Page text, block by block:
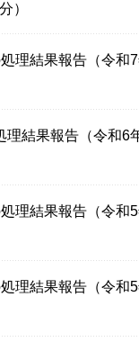
）
理結果報告（令和
理結果報告（令和6
理結果報告（令和
理結果報告（令和